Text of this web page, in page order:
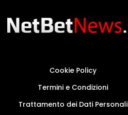
Cookie Policy
Termini e Condizioni
Trattamento dei Dati Personali